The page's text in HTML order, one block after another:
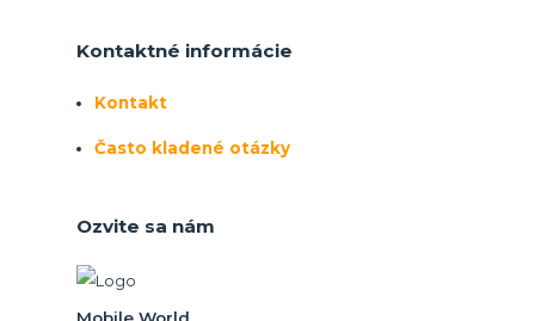
Kontaktné informácie
Kontakt
Často kladené otázky
Ozvite sa nám